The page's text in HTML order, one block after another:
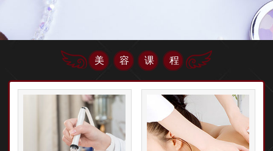
美容课程